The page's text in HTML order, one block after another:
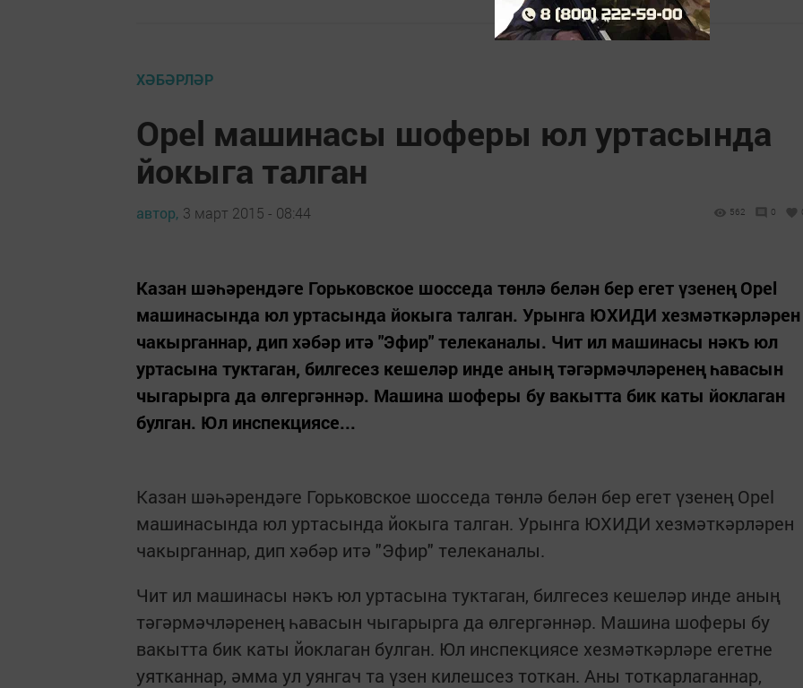
ХӘБӘРЛӘР
Opel машинасы шоферы юл уртасында
йокыга талган
автор, 3 март 2015 - 08:44 562 0
Казан шәһәрендәге Горьковское шосседа төнлә белән бер егет үзенең Opel
машинасында юл уртасында йокыга талган. Урынга ЮХИДИ хезмәткәрләрен
чакырганнар, дип хәбәр итә "Эфир" телеканалы. Чит ил машинасы нәкъ юл
уртасына туктаган, билгесез кешеләр инде аның тәгәрмәчләренең һавасын
чыгарырга да өлгергәннәр. Машина шоферы бу вакытта бик каты йоклаган
булган. Юл инспекциясе...
Казан шәһәрендәге Горьковское шосседа төнлә белән бер егет үзенең Opel
машинасында юл уртасында йокыга талган. Урынга ЮХИДИ хезмәткәрләрен
чакырганнар, дип хәбәр итә "Эфир" телеканалы.
Чит ил машинасы нәкъ юл уртасына туктаган, билгесез кешеләр инде аның
тәгәрмәчләренең һавасын чыгарырга да өлгергәннәр. Машина шоферы бу
вакытта бик каты йоклаган булган. Юл инспекциясе хезмәткәрләре егетне
уятканнар, әмма ул уянгач та үзен килешсез тоткан. Аны тоткарлаганнар,